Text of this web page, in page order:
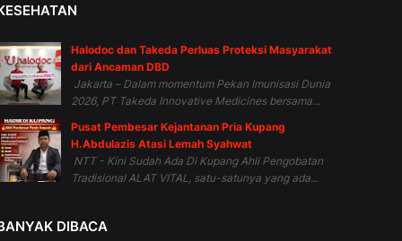
Halodoc dan Takeda Perluas Proteksi Masyarakat
dari Ancaman DBD
Jakarta – Dalam momentum Pekan Imunisasi Dunia
2026, PT Takeda Innovative Medicines bersama...
Pusat Pembesar Kejantanan Pria Kupang
H.Abdulazis Atasi Lemah Syahwat
NTT - Kini Sudah Ada Di Kupang Ahli Pengobatan
Tradisional ALAT VITAL, satu-satunya yang ada...
DIBACA